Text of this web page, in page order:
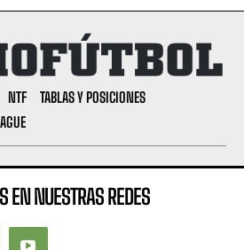
NTF
TABLAS Y POSICIONES
EN NUESTRAS REDES